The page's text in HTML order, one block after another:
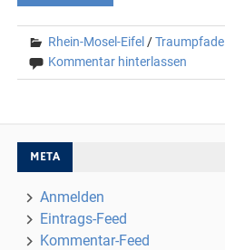
Rhein-Mosel-Eifel /Traumpfade
Kommentar hinterlassen
META
Anmelden
Eintrags-Feed
Kommentar-Feed